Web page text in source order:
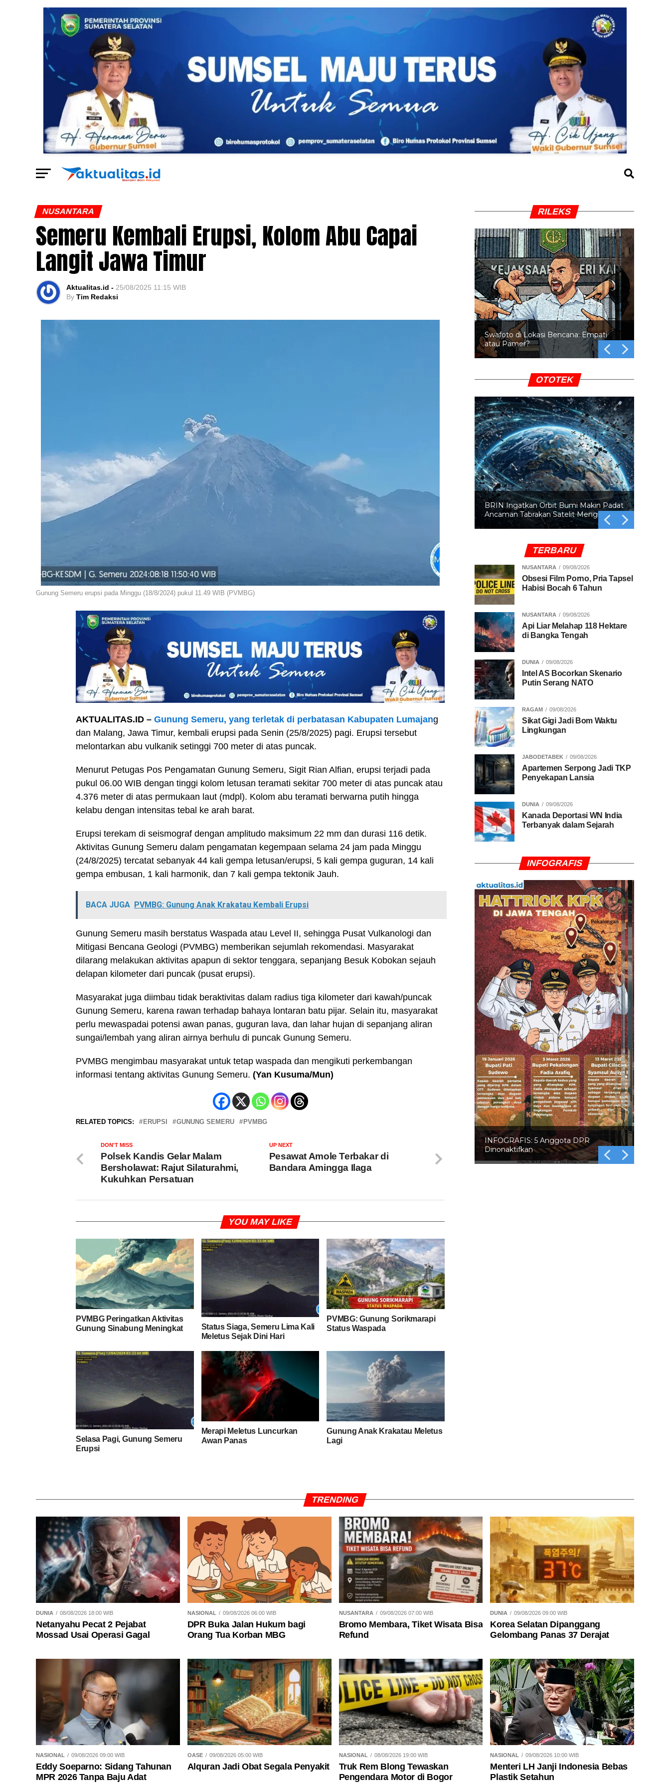
NUSANTARA
Semeru Kembali Erupsi, Kolom Abu Capai
Langit Jawa Timur
Aktualitas.id - 25/08/2025 11:15 WIB
By Tim Redaksi
Gunung Semeru erupsi pada Minggu (18/8/2024) pukul 11.49 WIB (PVMBG)
AKTUALITAS.ID – Gunung Semeru, yang terletak di perbatasan Kabupaten Lumajang
dan Malang, Jawa Timur, kembali erupsi pada Senin (25/8/2025) pagi. Erupsi tersebut
melontarkan abu vulkanik setinggi 700 meter di atas puncak.
Menurut Petugas Pos Pengamatan Gunung Semeru, Sigit Rian Alfian, erupsi terjadi pada
pukul 06.00 WIB dengan tinggi kolom letusan teramati sekitar 700 meter di atas puncak atau
4.376 meter di atas permukaan laut (mdpl). Kolom abu teramati berwarna putih hingga
kelabu dengan intensitas tebal ke arah barat.
Erupsi terekam di seismograf dengan amplitudo maksimum 22 mm dan durasi 116 detik.
Aktivitas Gunung Semeru dalam pengamatan kegempaan selama 24 jam pada Minggu
(24/8/2025) tercatat sebanyak 44 kali gempa letusan/erupsi, 5 kali gempa guguran, 14 kali
gempa embusan, 1 kali harmonik, dan 7 kali gempa tektonik Jauh.
BACA JUGA PVMBG: Gunung Anak Krakatau Kembali Erupsi
Gunung Semeru masih berstatus Waspada atau Level II, sehingga Pusat Vulkanologi dan
Mitigasi Bencana Geologi (PVMBG) memberikan sejumlah rekomendasi. Masyarakat
dilarang melakukan aktivitas apapun di sektor tenggara, sepanjang Besuk Kobokan sejauh
delapan kilometer dari puncak (pusat erupsi).
Masyarakat juga diimbau tidak beraktivitas dalam radius tiga kilometer dari kawah/puncak
Gunung Semeru, karena rawan terhadap bahaya lontaran batu pijar. Selain itu, masyarakat
perlu mewaspadai potensi awan panas, guguran lava, dan lahar hujan di sepanjang aliran
sungai/lembah yang aliran airnya berhulu di puncak Gunung Semeru.
PVMBG mengimbau masyarakat untuk tetap waspada dan mengikuti perkembangan
informasi tentang aktivitas Gunung Semeru. (Yan Kusuma/Mun)
RELATED TOPICS: ERUPSI GUNUNG SEMERU PVMBG
UP NEXT
Pesawat Amole Terbakar di
Bandara Amingga Ilaga
DON'T MISS
Polsek Kandis Gelar Malam
Bersholawat: Rajut Silaturahmi,
Kukuhkan Persatuan
YOU MAY LIKE
PVMBG Peringatkan Aktivitas
Gunung Sinabung Meningkat
Status Siaga, Semeru Lima Kali
Meletus Sejak Dini Hari
PVMBG: Gunung Sorikmarapi
Status Waspada
Selasa Pagi, Gunung Semeru
Erupsi
Merapi Meletus Luncurkan
Awan Panas
Gunung Anak Krakatau Meletus
Lagi
RILEKS
Swafoto di Lokasi Bencana: Empati
atau Pamer?
OTOTEK
BRIN Ingatkan Orbit Bumi Makin Padat
Ancaman Tabrakan Satelit Mengintai
TERBARU
NUSANTARA 09/08/2026
Obsesi Film Porno, Pria Tapsel
Habisi Bocah 6 Tahun
NUSANTARA 09/08/2026
Api Liar Melahap 118 Hektare
di Bangka Tengah
DUNIA 09/08/2026
Intel AS Bocorkan Skenario
Putin Serang NATO
RAGAM 09/08/2026
Sikat Gigi Jadi Bom Waktu
Lingkungan
JABODETABEK 09/08/2026
Apartemen Serpong Jadi TKP
Penyekapan Lansia
DUNIA 09/08/2026
Kanada Deportasi WN India
Terbanyak dalam Sejarah
INFOGRAFIS
INFOGRAFIS: 5 Anggota DPR
Dinonaktifkan
TRENDING
DUNIA 08/08/2026 18:00 WIB
Netanyahu Pecat 2 Pejabat
Mossad Usai Operasi Gagal
NASIONAL 09/08/2026 06:00 WIB
DPR Buka Jalan Hukum bagi
Orang Tua Korban MBG
NUSANTARA 09/08/2026 07:00 WIB
Bromo Membara, Tiket Wisata Bisa
Refund
DUNIA 09/08/2026 09:00 WIB
Korea Selatan Dipanggang
Gelombang Panas 37 Derajat
NASIONAL 09/08/2026 09:00 WIB
Eddy Soeparno: Sidang Tahunan
MPR 2026 Tanpa Baju Adat
OASE 09/08/2026 05:00 WIB
Alquran Jadi Obat Segala Penyakit
NASIONAL 08/08/2026 19:00 WIB
Truk Rem Blong Tewaskan
Pengendara Motor di Bogor
NASIONAL 09/08/2026 10:00 WIB
Menteri LH Janji Indonesia Bebas
Plastik Setahun